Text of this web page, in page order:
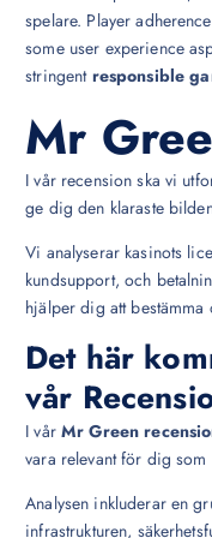
spelare. Player
some user experience
stringent responsible
Mr
I vår recension ska vi
ge dig den klaraste
Vi analyserar kasinots
kundsupport, och
hjälper dig att
Det här
vår
I vår Mr Green
vara relevant för dig som
Analysen inkluderar en
infrastrukturen,